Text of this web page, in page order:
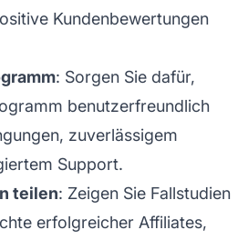
Kundenbewertungen
: Sorgen Sie dafür,
benutzerfreundlich
zuverlässigem
Support.
teilen: Zeigen Sie Fallstudien
erfolgreicher Affiliates,